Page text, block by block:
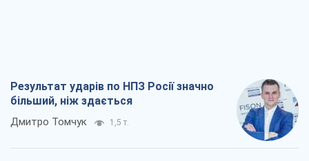
Результат ударів по НПЗ Росії значно
більший, ніж здається
Дмитро Томчук 1,5 т.